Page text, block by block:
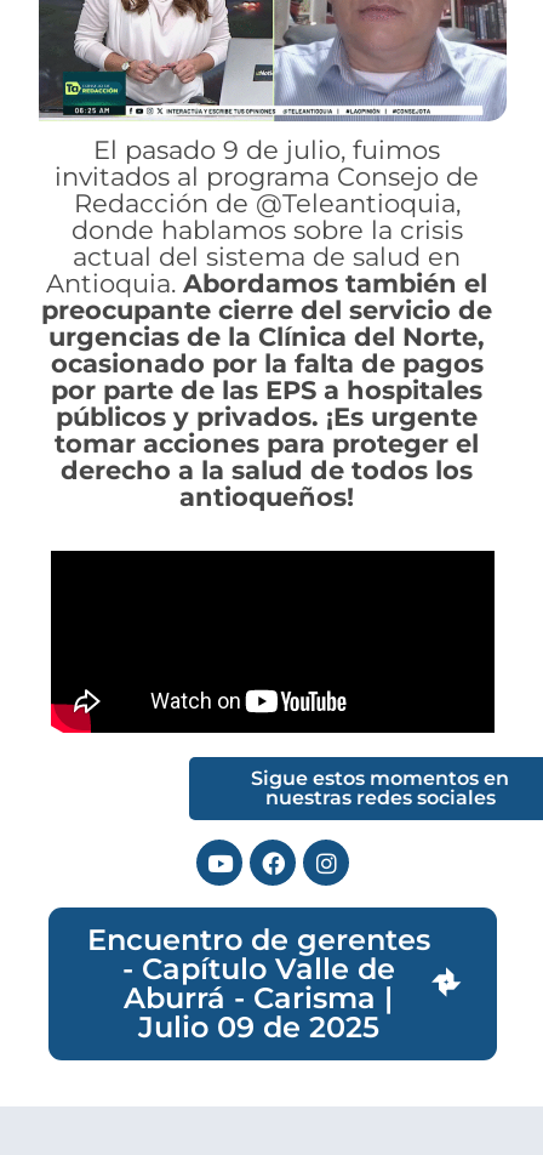
El pasado 9 de julio, fuimos
invitados al programa Consejo de
Redacción de @Teleantioquia,
donde hablamos sobre la crisis
actual del sistema de salud en
Antioquia.Abordamos también el
preocupante cierre del servicio de
urgencias de la Clínica del Norte,
ocasionado por la falta de pagos
por parte de las EPS a hospitales
públicos y privados. ¡Es urgente
tomar acciones para proteger el
derecho a la salud de todos los
antioqueños!
Sigue estos momentos en
nuestras redes sociales
Encuentro de gerentes
- Capítulo Valle de
Aburrá - Carisma |
Julio 09 de 2025